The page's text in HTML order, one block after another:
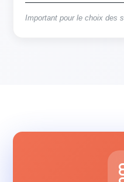
Important pour le choix des